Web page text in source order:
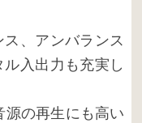
、アンバランス
入出力も充実し
源の再生にも高い